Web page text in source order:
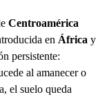
Centroamérica
en África y
persistente:
al amanecer o
el suelo queda